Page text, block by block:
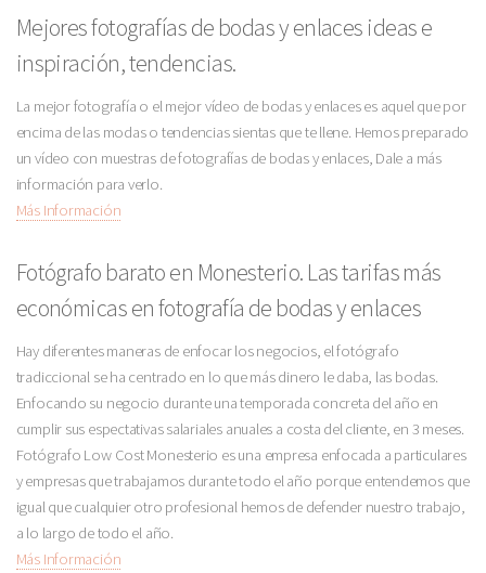
Mejores fotografías de bodas y enlaces ideas e
inspiración, tendencias.
La mejor fotografía o el mejor vídeo de bodas y enlaces es aquel que por
encima de las modas o tendencias sientas que te llene. Hemos preparado
un vídeo con muestras de fotografías de bodas y enlaces, Dale a más
información para verlo.
Más Información
Fotógrafo barato en Monesterio. Las tarifas más
económicas en fotografía de bodas y enlaces
Hay diferentes maneras de enfocar los negocios, el fotógrafo
tradiccional se ha centrado en lo que más dinero le daba, las bodas.
Enfocando su negocio durante una temporada concreta del año en
cumplir sus espectativas salariales anuales a costa del cliente, en 3 meses.
Fotógrafo Low Cost Monesterio es una empresa enfocada a particulares
y empresas que trabajamos durante todo el año porque entendemos que
igual que cualquier otro profesional hemos de defender nuestro trabajo,
a lo largo de todo el año.
Más Información